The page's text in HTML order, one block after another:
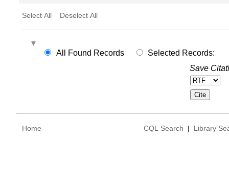
Select All Deselect All
All Found Records
Selected Records:
Save
Home CQL Search | Library